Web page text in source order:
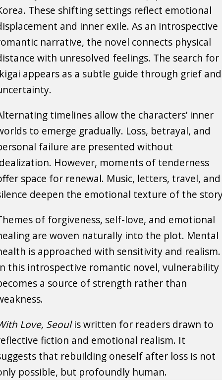
These shifting settings reflect emotional
and inner exile. As an introspective
narrative, the novel connects physical
with unresolved feelings. The search for
appears as a subtle guide through grief and
timelines allow the characters’ inner
to emerge gradually. Loss, betrayal, and
failure are presented without
However, moments of tenderness
space for renewal. Music, letters, travel, and
deepen the emotional texture of the
of forgiveness, self-love, and emotional
are woven naturally into the plot. Mental
is approached with sensitivity and realism.
this introspective romantic novel, vulnerability
a source of strength rather than
Love, Seoulis written for readers drawn to
fiction and emotional realism. It
that rebuilding oneself after loss is not
possible, but profoundly human.